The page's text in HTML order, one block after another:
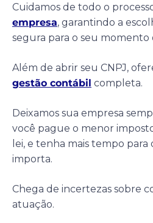
Cuidamos de todo o
empresa, garantindo a
segura para o seu momento
Além de abrir seu CNPJ,
gestão contábil completa.
Deixamos sua empresa
você pague o menor
lei, e tenha mais tempo
importa.
Chega de incertezas sobre
atuação.